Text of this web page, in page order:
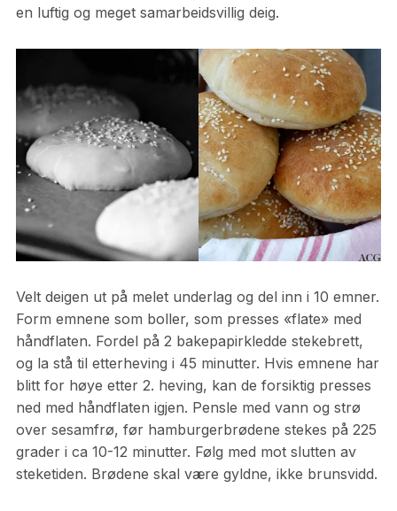
en luftig og meget samarbeidsvillig deig.
Velt deigen ut på melet underlag og del inn i 10 emner.
Form emnene som boller, som presses «flate» med
håndflaten. Fordel på 2 bakepapirkledde stekebrett,
og la stå til etterheving i 45 minutter. Hvis emnene har
blitt for høye etter 2. heving, kan de forsiktig presses
ned med håndflaten igjen. Pensle med vann og strø
over sesamfrø, før hamburgerbrødene stekes på 225
grader i ca 10-12 minutter. Følg med mot slutten av
steketiden. Brødene skal være gyldne, ikke brunsvidd.